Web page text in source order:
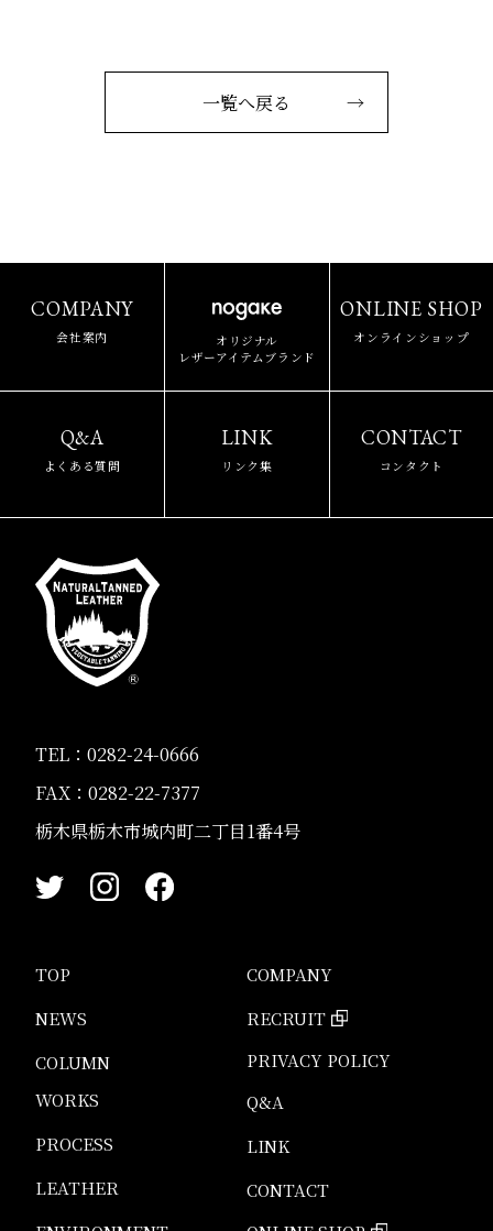
一覧へ戻る →
COMPANY
会社案内
オリジナル
レザーアイテムブランド
ONLINE SHOP
オンラインショップ
Q&A
よくある質問
LINK
リンク集
CONTACT
コンタクト
TEL：0282-24-0666
FAX：0282-22-7377
栃木県栃木市城内町二丁目1番4号
TOP
NEWS
COLUMN
WORKS
PROCESS
LEATHER
Q&A
LINK
CONTACT
COMPANY
RECRUIT
PRIVACY POLICY